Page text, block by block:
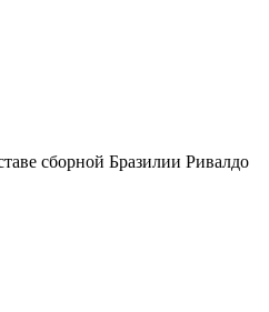
сборной Бразилии Ривалдо